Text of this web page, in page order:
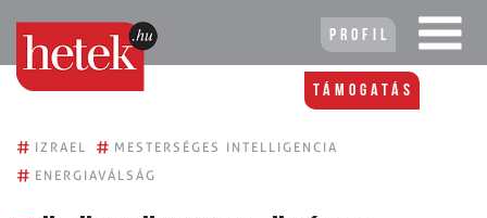
Profil
Támogatás
# IZRAEL # MESTERSÉGES INTELLIGENCIA
# ENERGIAVÁLSÁG